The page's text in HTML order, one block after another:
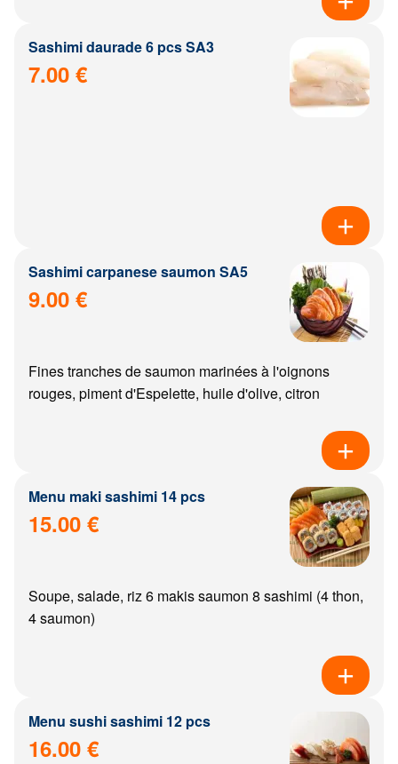
Sashimi daurade 6 pcs SA3
7.00 €
Sashimi carpanese saumon SA5
9.00 €
Fines tranches de saumon marinées à l'oignons
rouges, piment d'Espelette, huile d'olive, citron
Menu maki sashimi 14 pcs
15.00 €
Soupe, salade, riz 6 makis saumon 8 sashimi (4 thon,
4 saumon)
Menu sushi sashimi 12 pcs
16.00 €